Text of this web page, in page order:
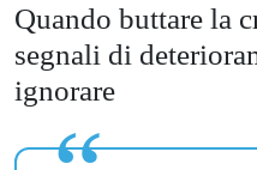
Quando buttare la
segnali di
ignorare